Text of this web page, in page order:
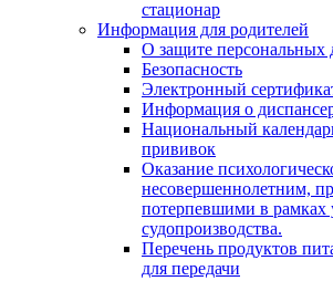
стационар
Информация для родителей
О защите персональных
Безопасность
Электронный
Информация о
Национальный
прививок
Оказание
несовершеннолетним,
потерпевшими в рамках
судопроизводства.
Перечень продуктов
для передачи